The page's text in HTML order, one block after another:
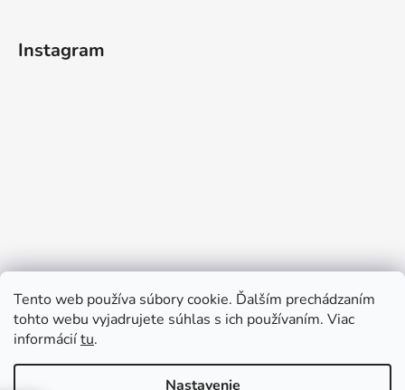
Tento web používa súbory cookie. Ďalším prechádzaním
tohto webu vyjadrujete súhlas s ich používaním. Viac
informáciítu.
Nastavenie
Instagram
Sledovať na Instagrame